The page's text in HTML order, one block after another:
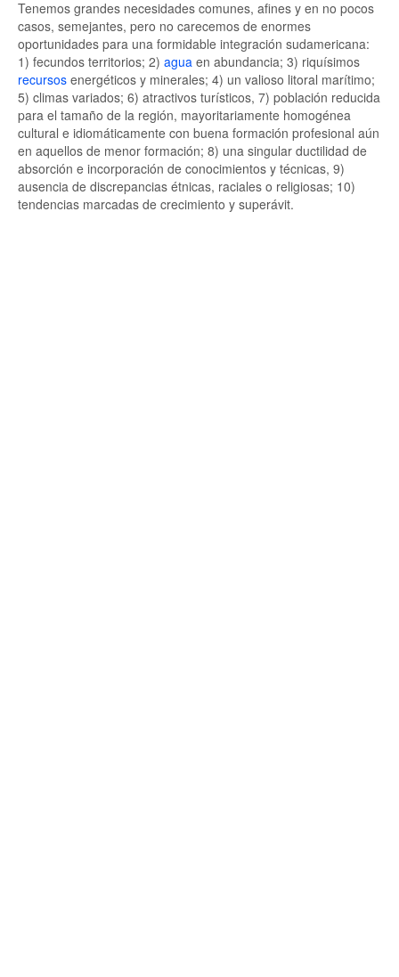
Tenemos grandes necesidades comunes, afines y en no pocos
casos, semejantes, pero no carecemos de enormes
oportunidades para una formidable integración sudamericana:
1) fecundos territorios; 2) agua en abundancia; 3) riquísimos
recursos energéticos y minerales; 4) un valioso litoral marítimo;
5) climas variados; 6) atractivos turísticos, 7) población reducida
para el tamaño de la región, mayoritariamente homogénea
cultural e idiomáticamente con buena formación profesional aún
en aquellos de menor formación; 8) una singular ductilidad de
absorción e incorporación de conocimientos y técnicas, 9)
ausencia de discrepancias étnicas, raciales o religiosas; 10)
tendencias marcadas de crecimiento y superávit.